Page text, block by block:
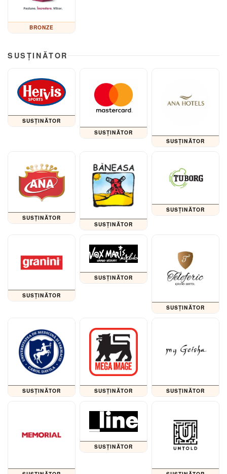
BRONZE
SUSȚINĂTOR
SUSȚINĂTOR
SUSȚINĂTOR
SUSȚINĂTOR
SUSȚINĂTOR
SUSȚINĂTOR
SUSȚINĂTOR
SUSȚINĂTOR
SUSȚINĂTOR
SUSȚINĂTOR
SUSȚINĂTOR SUSȚINĂTOR SUSȚINĂTOR
SUSȚINĂTOR